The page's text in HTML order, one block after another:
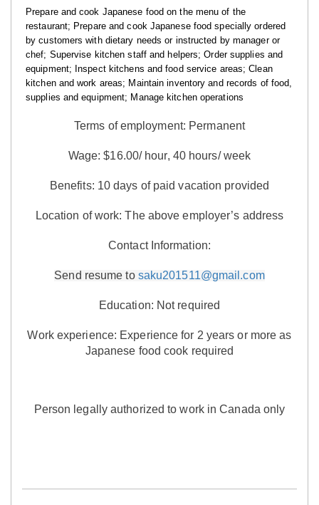
Prepare and cook Japanese food on the menu of the
restaurant; Prepare and cook Japanese food specially ordered
by customers with dietary needs or instructed by manager or
chef; Supervise kitchen staff and helpers; Order supplies and
equipment; Inspect kitchens and food service areas; Clean
kitchen and work areas; Maintain inventory and records of food,
supplies and equipment; Manage kitchen operations
Terms of employment: Permanent
Wage: $16.00/ hour, 40 hours/ week
Benefits: 10 days of paid vacation provided
Location of work: The above employer’s address
Contact Information:
Send resume to saku201511@gmail.com
Education: Not required
Work experience: Experience for 2 years or more as
Japanese food cook required
Person legally authorized to work in Canada only